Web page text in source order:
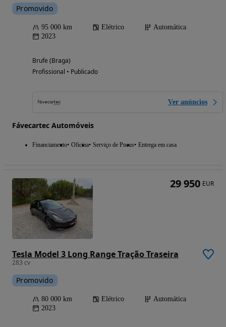
Promovido
95 000 km Elétrico
Automática
2023
Brufe (Braga)
Profissional • Publicado
Ver anúncios
Fávecartec Automóveis
Financiamento Oficina Serviço de Pneus Entrega em casa
Tesla Model 3 Long Range Tração Traseira
283 cv
Promovido
80 000 km Elétrico
Automática
2023
29 950 EUR